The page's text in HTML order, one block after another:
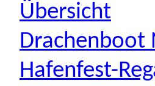
Übersicht
Drachenboot
Hafenfest-